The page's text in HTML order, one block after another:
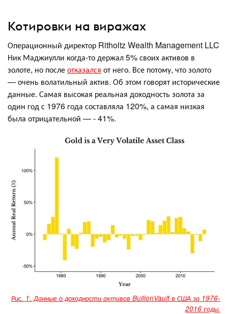
Котировки на виражах
Операционный директор Ritholtz Wealth Management LLC
Ник Маджиулли когда-то держал 5% своих активов в
золоте, но послеотказался от него. Все потому, что золото
— очень волатильный актив. Об этом говорят исторические
данные. Самая высокая реальная доходность золота за
один год с 1976 года составляла 120%, а самая низкая
была отрицательной — - 41%.
Рис. 1. Данные о доходности активов BullionVault в США за 1976-
2016 годы.